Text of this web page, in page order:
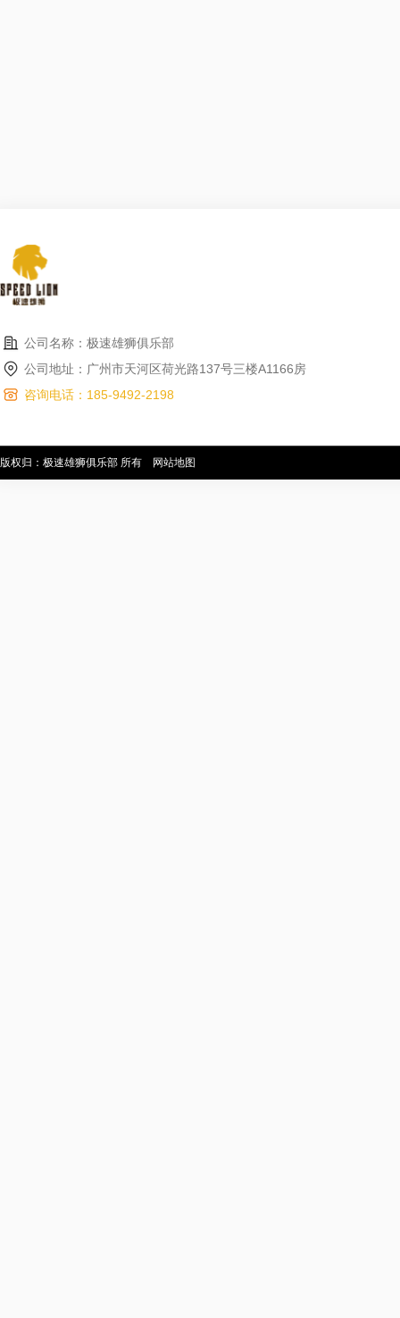
公司名称：极速雄狮俱乐部
公司地址：广州市天河区荷光路137号三楼A1166房
咨询电话：185-9492-2198
版权归：极速雄狮俱乐部 所有 网站地图